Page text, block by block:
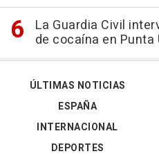
La Guardia Civil
de cocaína en Punta
ÚLTIMAS NOTICIAS
ESPAÑA
INTERNACIONAL
DEPORTES